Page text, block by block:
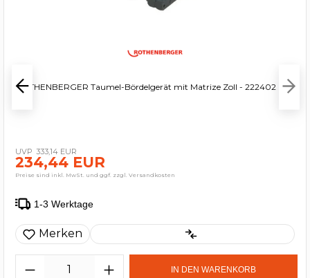
ROTHENBERGER Taumel-Bördelgerät mit Matrize Zoll - 222402
333,14 EUR
234,44 EUR
Preise sind inkl. MwSt. und ggf. zzgl. Versandkosten
1-3 Werktage
Merken
IN DEN WARENKORB